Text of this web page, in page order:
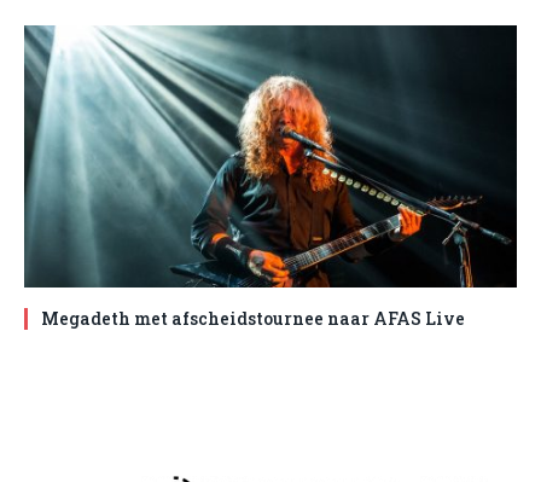
Megadeth met afscheidstournee naar AFAS Live